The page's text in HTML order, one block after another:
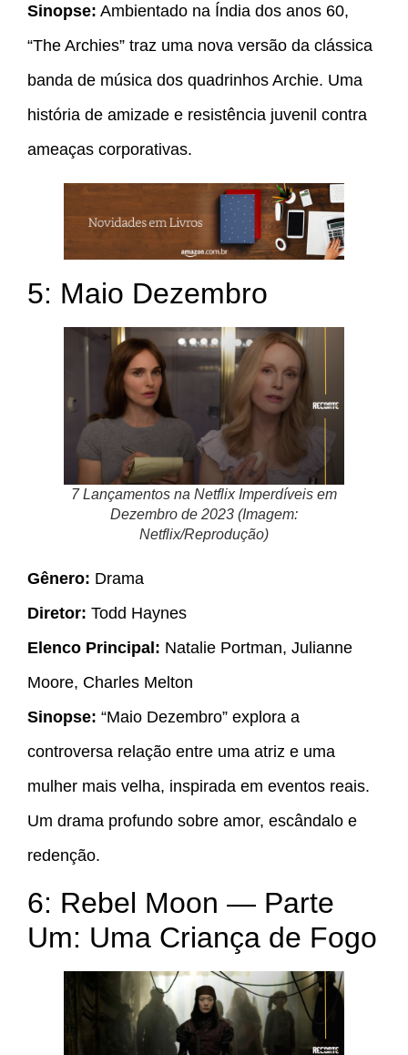
Sinopse: Ambientado na Índia dos anos 60,
“The Archies” traz uma nova versão da clássica
banda de música dos quadrinhos Archie. Uma
história de amizade e resistência juvenil contra
ameaças corporativas.
5: Maio Dezembro
7 Lançamentos na Netflix Imperdíveis em
Dezembro de 2023 (Imagem:
Netflix/Reprodução)
Gênero: Drama
Diretor: Todd Haynes
Elenco Principal: Natalie Portman, Julianne
Moore, Charles Melton
Sinopse: “Maio Dezembro” explora a
controversa relação entre uma atriz e uma
mulher mais velha, inspirada em eventos reais.
Um drama profundo sobre amor, escândalo e
redenção.
6: Rebel Moon — Parte
Um: Uma Criança de Fogo